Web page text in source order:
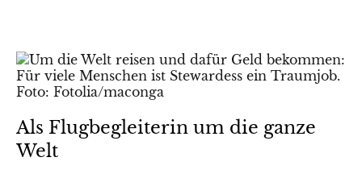
Als Flugbegleiterin um die ganze
Welt